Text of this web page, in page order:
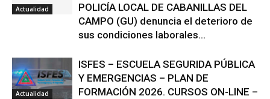
Actualidad
POLICÍA LOCAL DE CABANILLAS DEL
CAMPO (GU) denuncia el deterioro de
sus condiciones laborales...
Actualidad
ISFES – ESCUELA SEGURIDA PÚBLICA
Y EMERGENCIAS – PLAN DE
FORMACIÓN 2026. CURSOS ON-LINE –